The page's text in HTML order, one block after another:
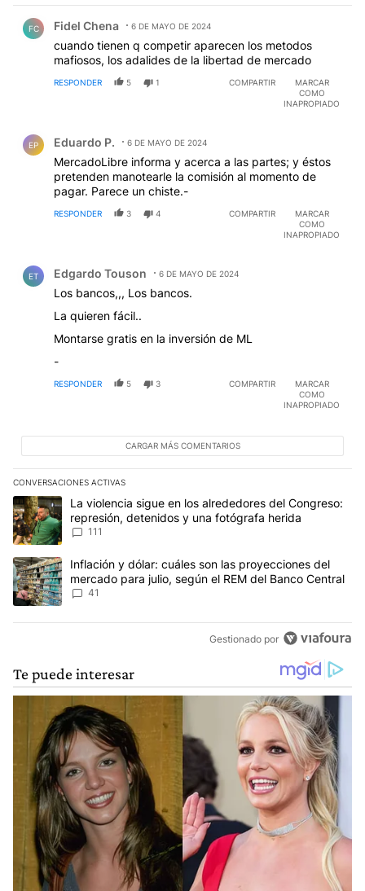
FC Fidel Chena 6 DE MAYO DE 2024
cuando tienen q competir aparecen los metodos
mafiosos, los adalides de la libertad de mercado
RESPONDER 5 1 COMPARTIR
MARCAR
COMO
INAPROPIADO
EP Eduardo P. 6 DE MAYO DE 2024
MercadoLibre informa y acerca a las partes; y éstos
pretenden manotearle la comisión al momento de
pagar. Parece un chiste.-
RESPONDER 3 4 COMPARTIR
MARCAR
COMO
INAPROPIADO
ET Edgardo Touson 6 DE MAYO DE 2024
Los bancos,,, Los bancos.
La quieren fácil..
Montarse gratis en la inversión de ML
-
RESPONDER 5 3 COMPARTIR
MARCAR
COMO
INAPROPIADO
CARGAR MÁS COMENTARIOS
CONVERSACIONES ACTIVAS
Este listado muestra los artículos con más comentarios en los
Un artículo de tendencia con el título "La violencia sigue en los
La violencia sigue en los alrededores del Congreso:
represión, detenidos y una fotógrafa herida
111
Un artículo de tendencia con el título "Inflación y dólar: cuáles
Inflación y dólar: cuáles son las proyecciones del
mercado para julio, según el REM del Banco Central
41
Gestionado por